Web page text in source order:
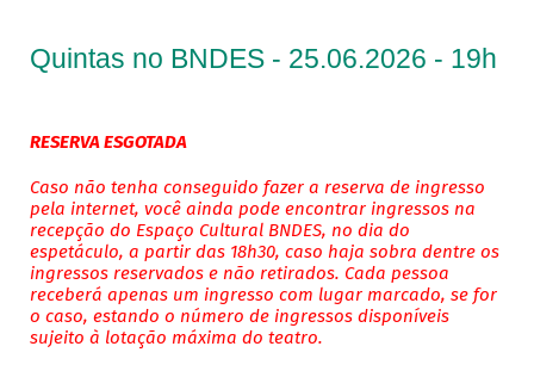
Quintas no BNDES - 25.06.2026 - 19h
RESERVA ESGOTADA
Caso não tenha conseguido fazer a reserva de ingresso
pela internet, você ainda pode encontrar ingressos na
recepção do Espaço Cultural BNDES, no dia do
espetáculo, a partir das 18h30, caso haja sobra dentre os
ingressos reservados e não retirados. Cada pessoa
receberá apenas um ingresso com lugar marcado, se for
o caso, estando o número de ingressos disponíveis
sujeito à lotação máxima do teatro.